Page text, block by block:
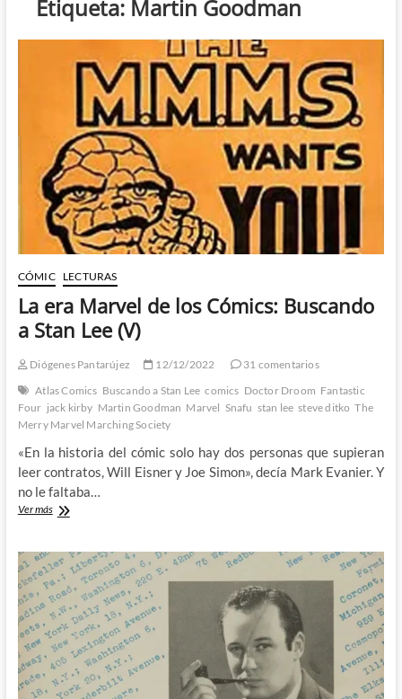
Etiqueta: Martin Goodman
CÓMIC LECTURAS
La era Marvel de los Cómics: Buscando
a Stan Lee (V)
Diógenes Pantarújez 12/12/2022
31 comentarios
Atlas Comics Buscando a Stan Lee comics Doctor Droom Fantastic
Four jack kirby Martin Goodman Marvel Snafu stan lee steve ditko The
Merry Marvel Marching Society
«En la historia del cómic solo hay dos personas que supieran
leer contratos, Will Eisner y Joe Simon», decía Mark Evanier. Y
no le faltaba…
Ver másLa
de
los
Cómics:
Buscando
a
Stan
Lee
(V)